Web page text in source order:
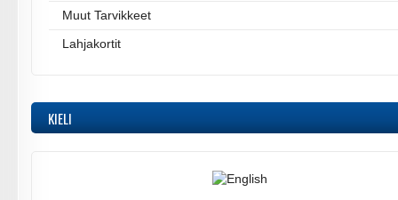
Muut Tarvikkeet
Lahjakortit
KIELI